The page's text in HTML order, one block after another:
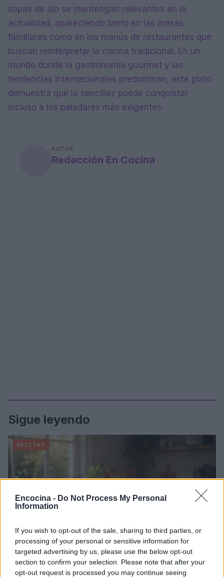
Encocina - Do Not Process My Personal
Information
If you wish to opt-out of the sale, sharing to third parties, or
processing of your personal or sensitive information for
targeted advertising by us, please use the below opt-out
section to confirm your selection. Please note that after your
opt-out request is processed you may continue seeing
sopas de ajo se mantengan relevantes en la
actualidad, apareciendo tanto en las mesas
familiares como en los menús de restaurantes que
buscan reinterpretar la cocina tradicional. En un
mundo donde la gastronomía gourmet y las
tendencias internacionales predominan, este plato
demuestra que la sencillez puede conquistar
incluso a los paladares más exigentes.
AUTOR
Redacción En Cocina
Sigue leyendo
RECETAS